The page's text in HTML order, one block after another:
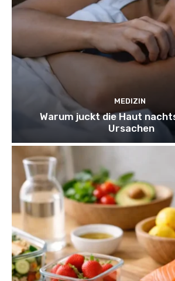
MEDIZIN
Warum juckt die Haut
Ursachen